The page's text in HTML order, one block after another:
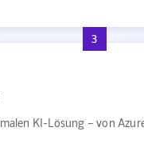
3
KI-Lösung – von